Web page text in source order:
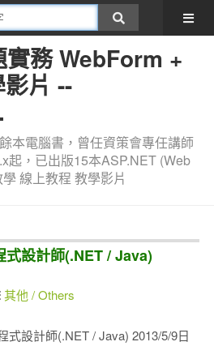
務 WebForm +
片 --
本電腦書，曾任資策會專任講師
起，已出版15本ASP.NET (Web
線上教程 教學影片
設計師(.NET / Java)
其他 / Others
式設計師(.NET / Java) 2013/5/9日